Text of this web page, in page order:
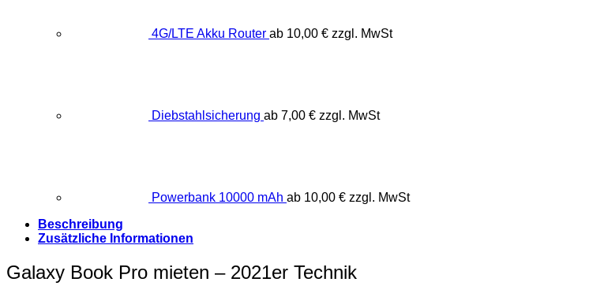
4G/LTE Akku Router ab 10,00 € zzgl. MwSt
Diebstahlsicherung ab 7,00 € zzgl. MwSt
Powerbank 10000 mAh ab 10,00 € zzgl. MwSt
Beschreibung
Zusätzliche Informationen
Galaxy Book Pro mieten – 2021er Technik